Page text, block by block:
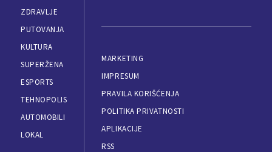
ZDRAVLJE
PUTOVANJA
KULTURA
SUPERŽENA
ESPORTS
TEHNOPOLIS
AUTOMOBILI
LOKAL
MARKETING
IMPRESUM
PRAVILA KORIŠĆENJA
POLITIKA PRIVATNOSTI
APLIKACIJE
RSS